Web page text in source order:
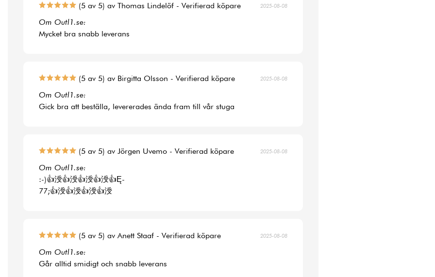
(5 av 5) av Thomas Lindelöf - Verifierad köpare 2025-08-08
Om Outl1.se:
Mycket bra snabb leverans
(5 av 5) av Birgitta Olsson - Verifierad köpare 2025-08-08
Om Outl1.se:
Gick bra att beställa, levererades ända fram till vår stuga
(5 av 5) av Jörgen Uvemo - Verifierad köpare 2025-08-08
Om Outl1.se:
:-)👍涭👍涭👍涭👍涭👍Ę-
77;👍涭👍涭👍涭👍涭
(5 av 5) av Anett Staaf - Verifierad köpare 2025-08-08
Om Outl1.se:
Går alltid smidigt och snabb leverans